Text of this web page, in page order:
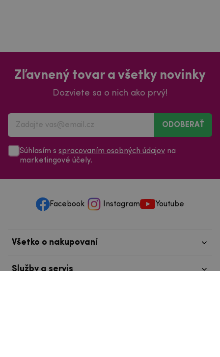
Zľavnený tovar a všetky novinky
Dozviete sa o nich ako prvý!
ODOBERAŤ
Súhlasím s spracovaním osobných údajov na
marketingové účely.
Facebook Instagram Youtube
Všetko o nakupovaní
Služby a servis